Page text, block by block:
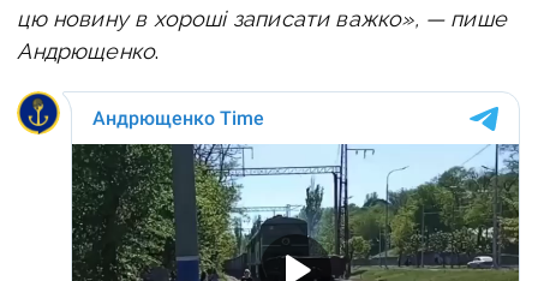
цю новину в хороші записати важко», — пише
Андрющенко.